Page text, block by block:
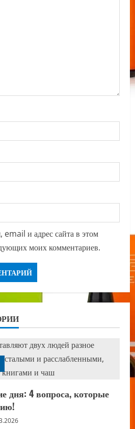
и адрес сайта в этом
моих комментариев.
дня: 4 вопроса, которые